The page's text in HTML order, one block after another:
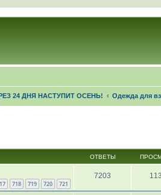
24 ДНЯ НАСТУПИТ ОСЕНЬ! Одежда для
ОТВЕТЫ
718 719 720 721
7203